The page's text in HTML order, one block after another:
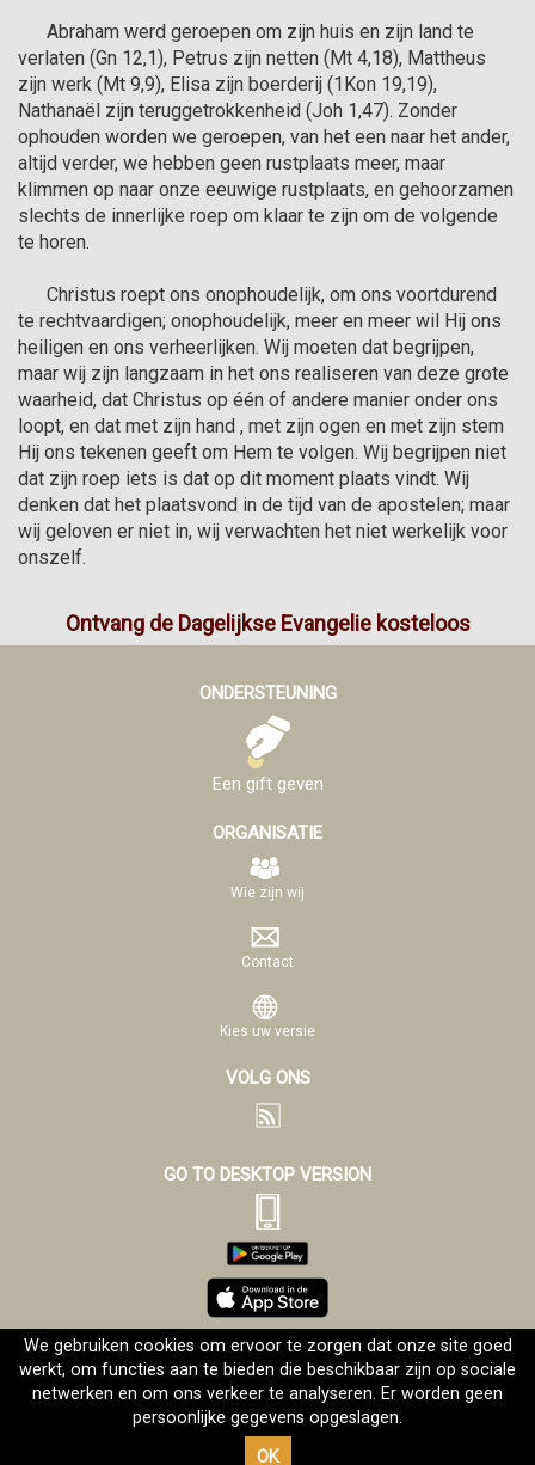
verlaten (Gn 12,1), Petrus zijn netten (Mt 4,18), Mattheus
zijn werk (Mt 9,9), Elisa zijn boerderij (1Kon 19,19),
Nathanaël zijn teruggetrokkenheid (Joh 1,47). Zonder
ophouden worden we geroepen, van het een naar het ander,
altijd verder, we hebben geen rustplaats meer, maar
klimmen op naar onze eeuwige rustplaats, en gehoorzamen
slechts de innerlijke roep om klaar te zijn om de volgende
te horen.
te rechtvaardigen; onophoudelijk, meer en meer wil Hij ons
heiligen en ons verheerlijken. Wij moeten dat begrijpen,
maar wij zijn langzaam in het ons realiseren van deze grote
waarheid, dat Christus op één of andere manier onder ons
loopt, en dat met zijn hand , met zijn ogen en met zijn stem
Hij ons tekenen geeft om Hem te volgen. Wij begrijpen niet
dat zijn roep iets is dat op dit moment plaats vindt. Wij
denken dat het plaatsvond in de tijd van de apostelen; maar
wij geloven er niet in, wij verwachten het niet werkelijk voor
onszelf.
Ontvang de Dagelijkse Evangelie kosteloos
ONDERSTEUNING
Een gift geven
ORGANISATIE
Wie zijn wij
Contact
Kies uw versie
VOLG ONS
GO TO DESKTOP VERSION
Alle rechten voorbehouden
©Evangelizo.org 2001-2026
We gebruiken cookies om ervoor te zorgen dat onze site goed
werkt, om functies aan te bieden die beschikbaar zijn op sociale
netwerken en om ons verkeer te analyseren. Er worden geen
persoonlijke gegevens opgeslagen.
OK